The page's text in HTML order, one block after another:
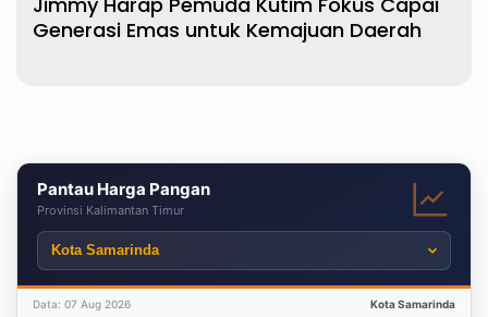
Generasi Emas untuk Kemajuan Daerah
Pantau Harga Pangan
Provinsi Kalimantan Timur
Data: 07 Aug 2026 Kota Samarinda